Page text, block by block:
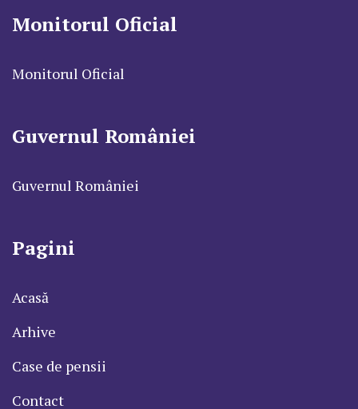
Monitorul Oficial
Monitorul Oficial
Guvernul României
Guvernul României
Pagini
Acasă
Arhive
Case de pensii
Contact